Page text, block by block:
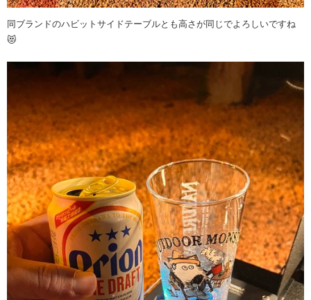
同ブランドのハビットサイドテーブルとも高さが同じでよろしいですね
😻